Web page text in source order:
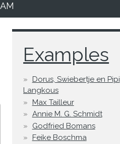
Examples
Dorus, Swiebertje en Pipi
Langkous
Max Tailleur
Annie M. G. Schmidt
Godfried Bomans
Feike Boschma